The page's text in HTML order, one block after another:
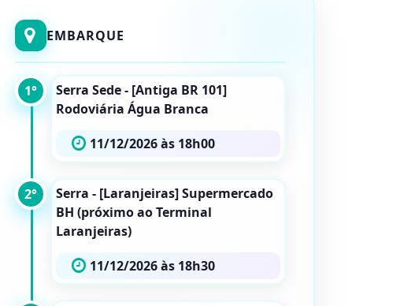
EMBARQUE
1°
Serra Sede - [Antiga BR 101]
Rodoviária Água Branca
11/12/2026 às 18h00
2°
Serra - [Laranjeiras] Supermercado
BH (próximo ao Terminal
Laranjeiras)
11/12/2026 às 18h30